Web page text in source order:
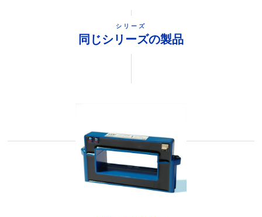
シリーズ
同じシリーズの製品